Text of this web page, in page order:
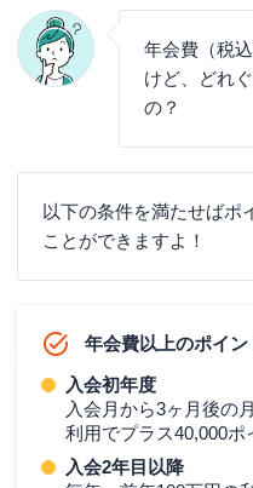
年会費（税
けど、どれ
の？
以下の条件を満たせばポ
ことができますよ！
年会費以上のポイ
入会初年度
入会月から3ヶ月後の
利用でプラス40,000ポ
入会2年目以降